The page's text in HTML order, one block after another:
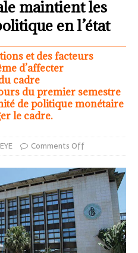
maintient les
en l’état
et des facteurs
d’affecter
cadre
du premier semestre
de politique monétaire
le cadre.
Comments Off